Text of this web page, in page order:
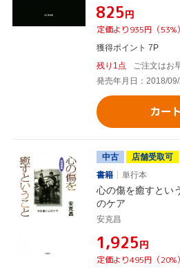
¥825円
定価より935円（53%
獲得ポイント 7P
残り1点
ご注文はお
発売年月日：2018/09/
カー
中古
店舗受取可
書籍
単行本
心の傷を癒すとい
のケア
安克昌
¥1,925円
定価より495円（20%